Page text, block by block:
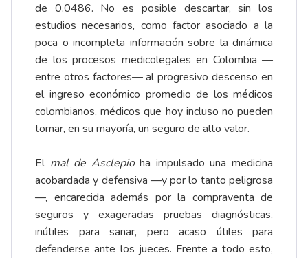
de 0.0486. No es posible descartar, sin los
estudios necesarios, como factor asociado a la
poca o incompleta información sobre la dinámica
de los procesos medicolegales en Colombia —
entre otros factores— al progresivo descenso en
el ingreso económico promedio de los médicos
colombianos, médicos que hoy incluso no pueden
tomar, en su mayoría, un seguro de alto valor.
El mal de Asclepioha impulsado una medicina
acobardada y defensiva —y por lo tanto peligrosa
—, encarecida además por la compraventa de
seguros y exageradas pruebas diagnósticas,
inútiles para sanar, pero acaso útiles para
defenderse ante los jueces. Frente a todo esto,